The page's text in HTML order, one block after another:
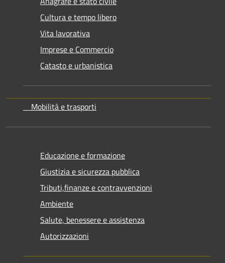
Cultura e tempo libero
Vita lavorativa
Imprese e Commercio
Catasto e urbanistica
Mobilità e trasporti
Educazione e formazione
Giustizia e sicurezza pubblica
Tributi,finanze e contravvenzioni
Ambiente
Salute, benessere e assistenza
Autorizzazioni